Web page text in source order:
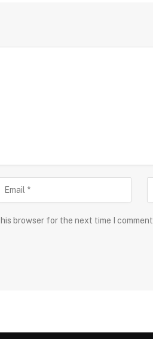
browser for the next time I